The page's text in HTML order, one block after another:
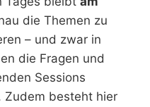
die Themen zu
– und zwar in
die Fragen und
Sessions
Zudem besteht hier